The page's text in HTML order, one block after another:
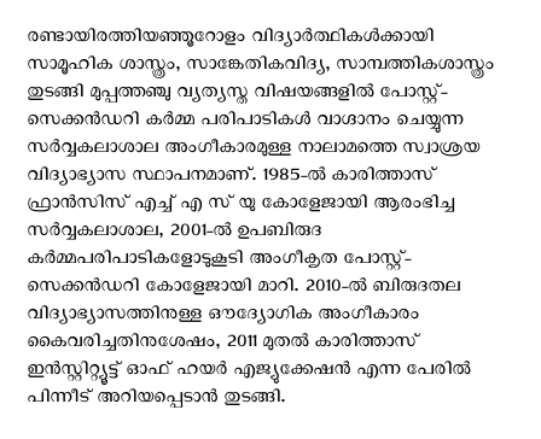
രണ്ടായിരത്തിയഞ്ഞൂറോളം വിദ്യാർത്ഥികള്‍ക്കായി
സാമൂഹിക ശാസ്ത്രം, സാങ്കേതികവിദ്യ, സാമ്പത്തികശാസ്ത്രം
തുടങ്ങി മുപ്പത്തഞ്ചു വ്യത്യസ്ത വിഷയങ്ങളിൽ പോസ്റ്റ്-
സെക്കൻഡറി കർമ്മ പരിപാടികൾ വാഗ്ദാനം ചെയ്യുന്ന
സർവ്വകലാശാല അംഗീകാരമുള്ള നാലാമത്തെ സ്വാശ്രയ
വിദ്യാഭ്യാസ സ്ഥാപനമാണ്. 1985-ൽ കാരിത്താസ്
ഫ്രാൻസിസ് എച്ച്‌ എ സ് യു കോളേജായി ആരംഭിച്ച
സർവ്വകലാശാല, 2001-ൽ ഉപബിരുദ
കർമ്മപരിപാടികളോടുകൂടി അംഗീകൃത പോസ്റ്റ്-
സെക്കൻഡറി കോളേജായി മാറി. 2010-ൽ ബിരുദതല
വിദ്യാഭ്യാസത്തിനുള്ള ഔദ്യോഗിക അംഗീകാരം
കൈവരിച്ചതിനുശേഷം, 2011 മുതൽ കാരിത്താസ്
ഇൻസ്റ്റിറ്റ്യൂട്ട് ഓഫ് ഹയർ എജ്യുക്കേഷൻ എന്ന പേരിൽ
പിന്നീട് അറിയപ്പെടാൻ തുടങ്ങി.